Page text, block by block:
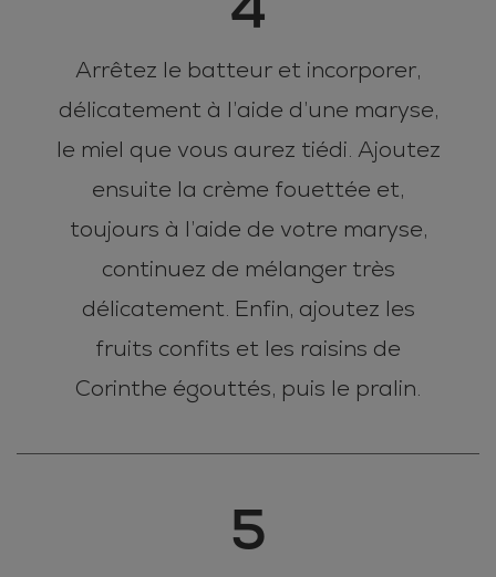
Arrêtez le batteur et incorporer,
délicatement à l’aide d’une maryse,
le miel que vous aurez tiédi. Ajoutez
ensuite la crème fouettée et,
toujours à l’aide de votre maryse,
continuez de mélanger très
délicatement. Enfin, ajoutez les
fruits confits et les raisins de
Corinthe égouttés, puis le pralin.
5